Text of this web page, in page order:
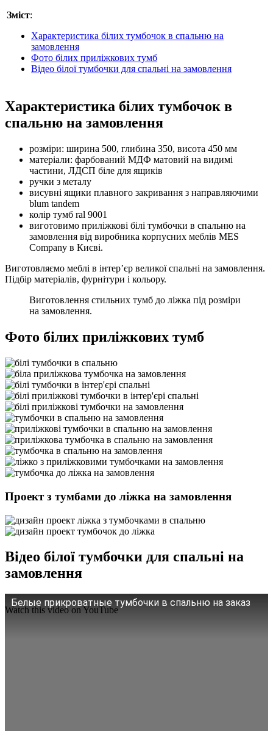
Зміст:
Характеристика білих тумбочок в спальню на
замовлення
Фото білих приліжкових тумб
Відео білої тумбочки для спальні на замовлення
Характеристика білих тумбочок в
спальню на замовлення
розміри: ширина 500, глибина 350, висота 450 мм
матеріали: фарбований МДФ матовий на видимі
частини, ЛДСП біле для ящиків
ручки з металу
висувні ящики плавного закривання з направляючими
blum tandem
колір тумб ral 9001
виготовимо приліжкові білі тумбочки в спальню на
замовлення від виробника корпусних меблів MES
Company в Києві.
Виготовляємо меблі в інтер’єр великої спальні на замовлення.
Підбір матеріалів, фурнітури і кольору.
Виготовлення стильних тумб до ліжка під розміри
на замовлення.
Фото білих приліжкових тумб
Проект з тумбами до ліжка на замовлення
Відео білої тумбочки для спальні на
замовлення
Белые прикроватные тумбочки в спальню на заказ
Watch this video on YouTube